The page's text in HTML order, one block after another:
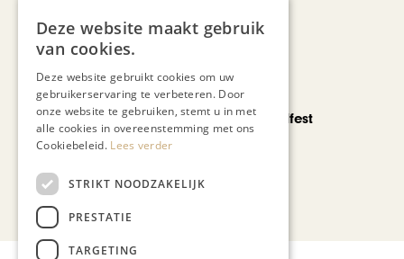
CHAPEAU TV
Noorbeek Foodfest
Bekijk alle artikelen
Deze website maakt gebruik
van cookies.
Deze website gebruikt cookies om uw
gebruikerservaring te verbeteren. Door
onze website te gebruiken, stemt u in met
alle cookies in overeenstemming met ons
Cookiebeleid. Lees verder
STRIKT NOODZAKELIJK
PRESTATIE
TARGETING